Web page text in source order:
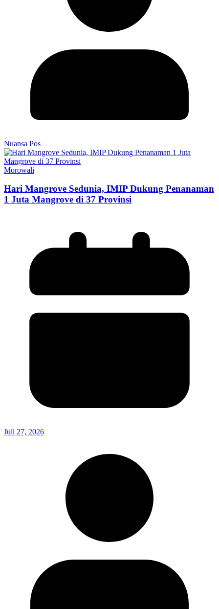
Nuansa Pos
Morowali
Hari Mangrove Sedunia, IMIP Dukung Penanaman
1 Juta Mangrove di 37 Provinsi
Juli 27, 2026